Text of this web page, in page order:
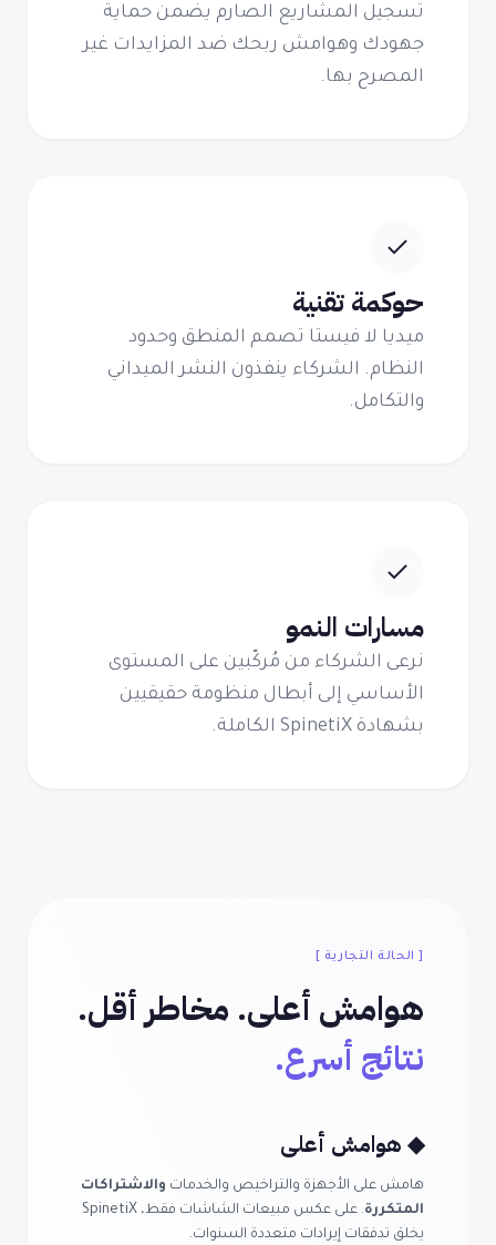
تسجيل المشاريع الصارم يضمن حماية
جهودك وهوامش ربحك ضد المزايدات غير
المصرح بها.
حوكمة تقنية
ميديا لا فيستا تصمم المنطق وحدود
النظام. الشركاء ينفذون النشر الميداني
والتكامل.
مسارات النمو
نرعى الشركاء من مُركّبين على المستوى
الأساسي إلى أبطال منظومة حقيقيين
بشهادة SpinetiX الكاملة.
[ الحالة التجارية ]
هوامش أعلى. مخاطر أقل.
نتائج أسرع.
◆ هوامش أعلى
هامش على الأجهزة والتراخيص والخدمات والاشتراكات
المتكررة
. على عكس مبيعات الشاشات فقط، SpinetiX
يخلق تدفقات إيرادات متعددة السنوات.